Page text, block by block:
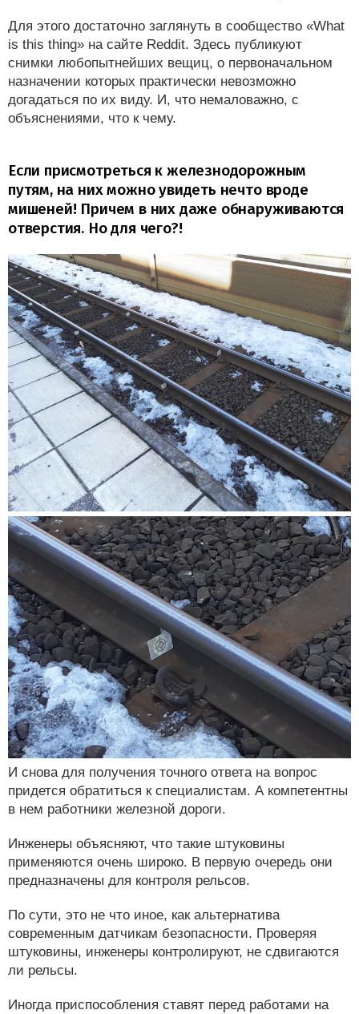
Для этого достаточно заглянуть в сообщество «What
is this thing» на сайте Reddit. Здесь публикуют
снимки любопытнейших вещиц, о первоначальном
назначении которых практически невозможно
догадаться по их виду. И, что немаловажно, с
объяснениями, что к чему.
Если присмотреться к железнодорожным
путям, на них можно увидеть нечто вроде
мишеней! Причем в них даже обнаруживаются
отверстия. Но для чего?!
И снова для получения точного ответа на вопрос
придется обратиться к специалистам. А компетентны
в нем работники железной дороги.
Инженеры объясняют, что такие штуковины
применяются очень широко. В первую очередь они
предназначены для контроля рельсов.
По сути, это не что иное, как альтернатива
современным датчикам безопасности. Проверяя
штуковины, инженеры контролируют, не сдвигаются
ли рельсы.
Иногда приспособления ставят перед работами на